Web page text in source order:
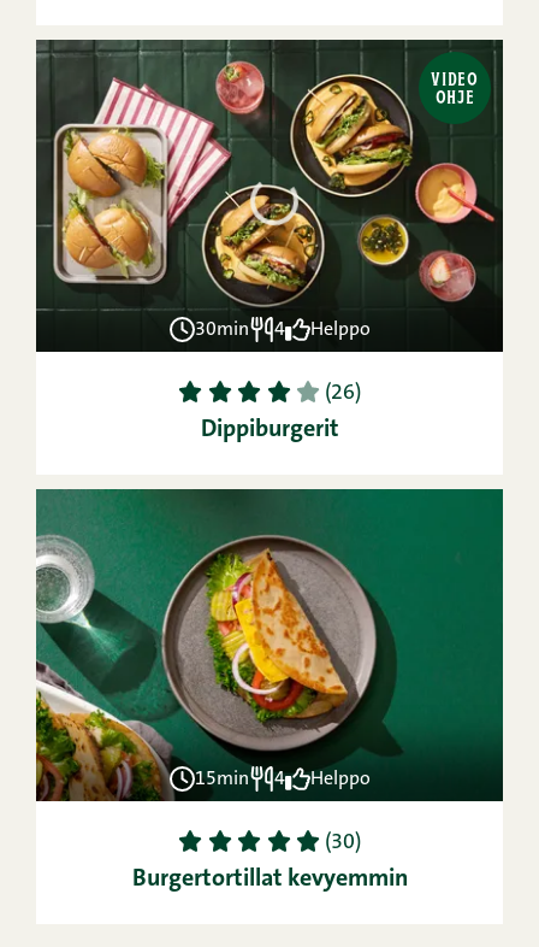
VIDEO
OHJE
30min 4 Helppo
1 2 3 4 5 (26)
Dippiburgerit
15min 4 Helppo
1 2 3 4 5 (30)
Burgertortillat kevyemmin